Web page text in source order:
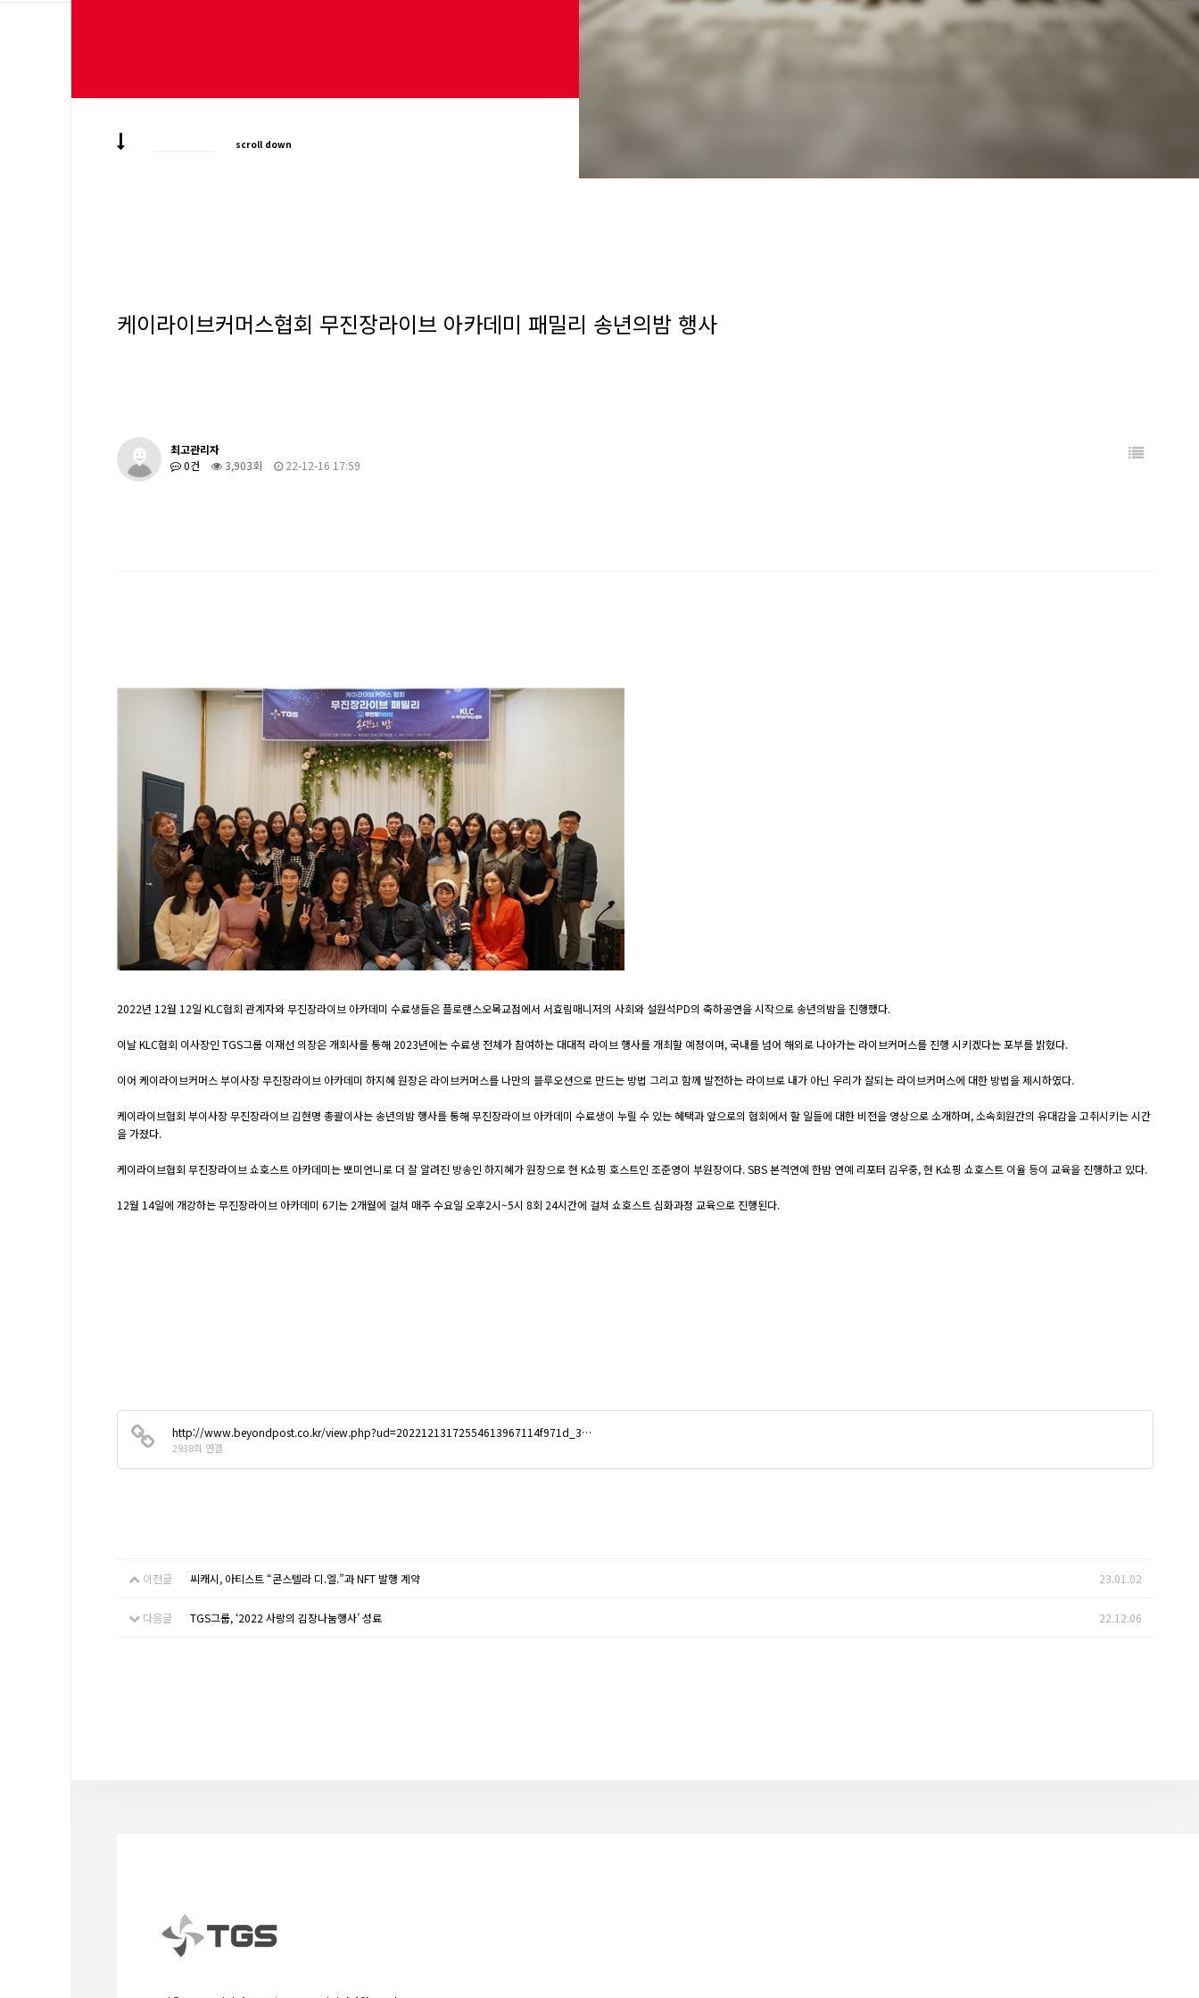
scroll down
케이라이브커머스협회 무진장라이브 아카데미 패밀리 송년의밤 행사
최고관리자
0건
3,903회 22-12-16 17:59
2022년 12월 12일 KLC협회 관계자와 무진장라이브 아카데미 수료생들은 플로랜스오목교점에서 서효림매니저의 사회와 설원석PD의 축하공연을 시작으로 송년의밤을 진행했다.
이날 KLC협회 이사장인 TGS그룹 이재선 의장은 개회사를 통해 2023년에는 수료생 전체가 참여하는 대대적 라이브 행사를 개최할 예정이며, 국내를 넘어 해외로 나아가는 라이브커머스를 진행 시키겠다는 포부를 밝혔다.
이어 케이라이브커머스 부이사장 무진장라이브 아카데미 하지혜 원장은 라이브커머스를 나만의 블루오션으로 만드는 방법 그리고 함께 발전하는 라이브로 내가 아닌 우리가 잘되는 라이브커머스에 대한 방법을 제시하였다.
케이라이브협회 부이사장 무진장라이브 김현명 총괄이사는 송년의밤 행사를 통해 무진장라이브 아카데미 수료생이 누릴 수 있는 혜택과 앞으로의 협회에서 할 일들에 대한 비전을 영상으로 소개하며, 소속회원간의 유대감을 고취시키는 시간
을 가졌다.
케이라이브협회 무진장라이브 쇼호스트 아카데미는 뽀미언니로 더 잘 알려진 방송인 하지혜가 원장으로 현 K쇼핑 호스트인 조준영이 부원장이다. SBS 본격연예 한밤 연예 리포터 김우중, 현 K쇼핑 쇼호스트 이율 등이 교육을 진행하고 있다.
12월 14일에 개강하는 무진장라이브 아카데미 6기는 2개월에 걸쳐 매주 수요일 오후2시~5시 8회 24시간에 걸쳐 쇼호스트 심화과정 교육으로 진행된다.
http://www.beyondpost.co.kr/view.php?ud=20221213172554613967114f971d_3…
2938회 연결
이전글 씨캐시, 아티스트 “콘스텔라 디.엘.”과 NFT 발행 계약 23.01.02
다음글 TGS그룹, ‘2022 사랑의 김장나눔행사’ 성료 22.12.06